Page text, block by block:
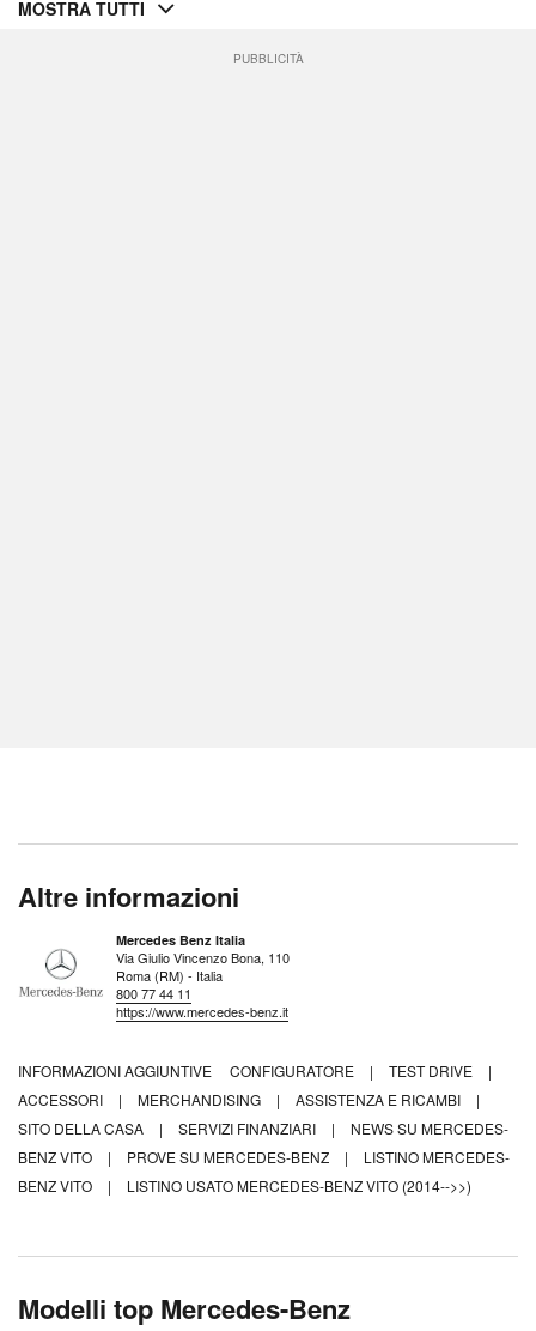
MOSTRA TUTTI
PUBBLICITÀ
Altre informazioni
Mercedes Benz Italia
Via Giulio Vincenzo Bona, 110
Roma (RM) - Italia
800 77 44 11
https://www.mercedes-benz.it
INFORMAZIONI AGGIUNTIVE CONFIGURATORE | TEST DRIVE
|
ACCESSORI
| MERCHANDISING | ASSISTENZA E RICAMBI
|
SITO DELLA CASA
| SERVIZI FINANZIARI |
NEWS SU MERCEDES-
BENZ VITO
| PROVE SU MERCEDES-BENZ |
LISTINO MERCEDES-
BENZ VITO
| LISTINO USATO MERCEDES-BENZ VITO (2014-->>)
Modelli top Mercedes-Benz